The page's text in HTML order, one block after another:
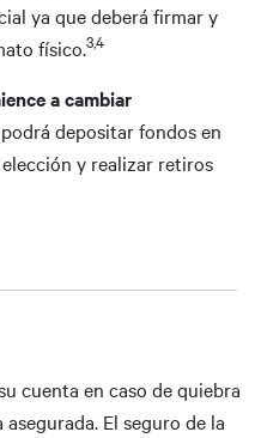
ya que deberá firmar y
físico.3,4
a cambiar
depositar fondos en
y realizar retiros
cuenta en caso de quiebra
El seguro de la